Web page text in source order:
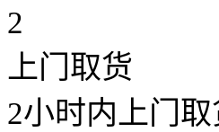
2
上门取货
2小时内上门